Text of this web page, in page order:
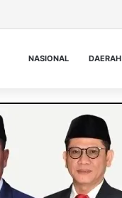
NASIONAL DAERAH